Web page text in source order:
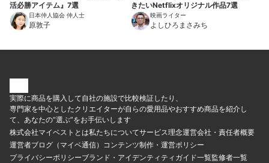
活必勝アイテム』7選
日本仲人協会 仲人士
原敦子
きたいNetflixオリジナル作品7選
映画ライター
よしひろまさみち
実際に商品を購入して自社の施設で比較検証したり、
専門家を中心としたクリエイターが自らの愛用品やおすすめ商品を紹介し
て、あなたの“選ぶ”をお手伝いします
株式会社マイベストとは私たちについてサービス理念運営会社・責任者概要
運営者ブログ（マイベ通信） コンテンツ制作・運営ポリシー
プライバシーポリシーブランド・アイデンティティ ガイド一覧監修者一覧